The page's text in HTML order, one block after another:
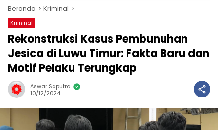
Beranda Kriminal
Kriminal
Rekonstruksi Kasus Pembunuhan
Jesica di Luwu Timur: Fakta Baru dan
Motif Pelaku Terungkap
Aswar Saputra
10/12/2024